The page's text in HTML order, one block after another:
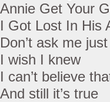
Annie Get Your
I Got Lost In His
Don’t ask me
I wish I knew
I can’t believe
And still it’s true